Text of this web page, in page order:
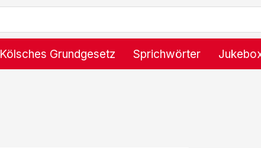
Kölsches Grundgesetz Sprichwörter